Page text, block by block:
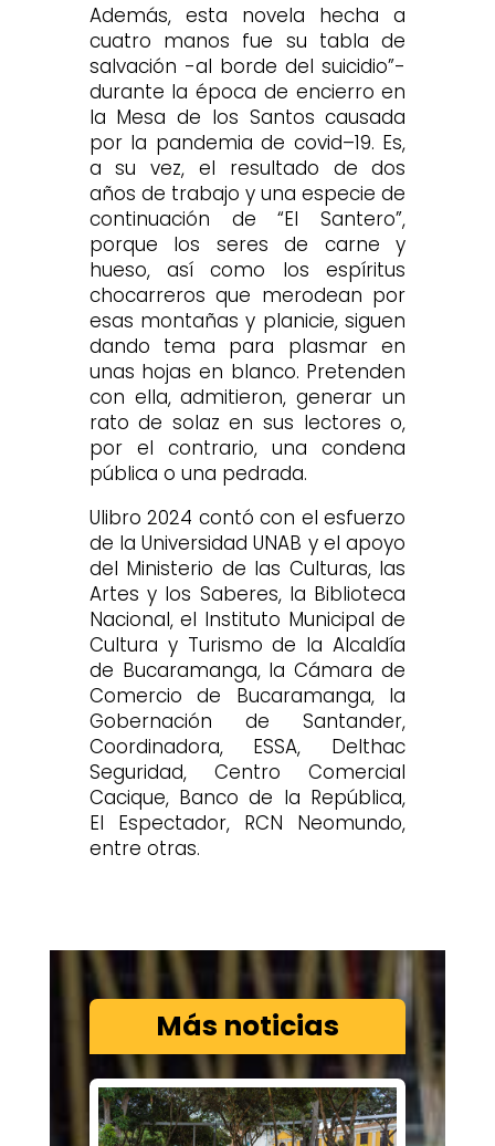
Además, esta novela hecha a
cuatro manos fue su tabla de
salvación -al borde del suicidio”-
durante la época de encierro en
la Mesa de los Santos causada
por la pandemia de covid–19. Es,
a su vez, el resultado de dos
años de trabajo y una especie de
continuación de “El Santero”,
porque los seres de carne y
hueso, así como los espíritus
chocarreros que merodean por
esas montañas y planicie, siguen
dando tema para plasmar en
unas hojas en blanco. Pretenden
con ella, admitieron, generar un
rato de solaz en sus lectores o,
por el contrario, una condena
pública o una pedrada.
Ulibro 2024 contó con el esfuerzo
de la Universidad UNAB y el apoyo
del Ministerio de las Culturas, las
Artes y los Saberes, la Biblioteca
Nacional, el Instituto Municipal de
Cultura y Turismo de la Alcaldía
de Bucaramanga, la Cámara de
Comercio de Bucaramanga, la
Gobernación de Santander,
Coordinadora, ESSA, Delthac
Seguridad, Centro Comercial
Cacique, Banco de la República,
El Espectador, RCN Neomundo,
entre otras.
Más noticias